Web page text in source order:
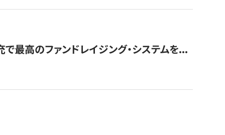
最高のファンドレイジング・システムを...